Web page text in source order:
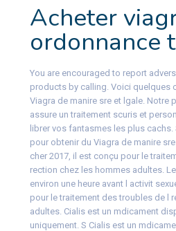
Acheter
ordonnance
You are encouraged to report
products by calling. Voici quelques
Viagra de manire sre et lgale. Notre
assure un traitement scuris et
librer vos fantasmes les plus
pour obtenir du Viagra de manire
cher 2017, il est conçu pour le
rection chez les hommes adultes.
environ une heure avant l activit
pour le traitement des troubles de l
adultes. Cialis est un mdicament
uniquement. S Cialis est un